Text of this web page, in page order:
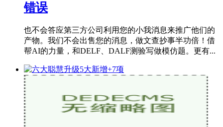
错误
也不会答应第三方公司利用您的小我消息来推广他们的
产物。我们不会出售您的消息，做文查抄事半功倍！借
帮AI的力量，和DELF、DALF测验写做模仿题。更有...